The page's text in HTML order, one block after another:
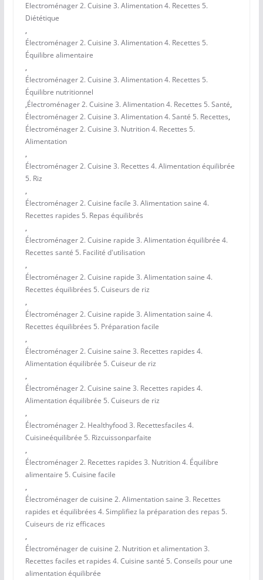
Electroménager 2. Cuisine 3. Alimentation 4. Recettes 5.
Diététique
,
Électroménager 2. Cuisine 3. Alimentation 4. Recettes 5.
Équilibre alimentaire
,
Électroménager 2. Cuisine 3. Alimentation 4. Recettes 5.
Équilibre nutritionnel
,Électroménager 2. Cuisine 3. Alimentation 4. Recettes 5. Santé,
Électroménager 2. Cuisine 3. Alimentation 4. Santé 5. Recettes,
Électroménager 2. Cuisine 3. Nutrition 4. Recettes 5.
Alimentation
,
Électroménager 2. Cuisine 3. Recettes 4. Alimentation équilibrée
5. Riz
,
Électroménager 2. Cuisine facile 3. Alimentation saine 4.
Recettes rapides 5. Repas équilibrés
,
Électroménager 2. Cuisine rapide 3. Alimentation équilibrée 4.
Recettes santé 5. Facilité d'utilisation
,
Électroménager 2. Cuisine rapide 3. Alimentation saine 4.
Recettes équilibrées 5. Cuiseurs de riz
,
Électroménager 2. Cuisine rapide 3. Alimentation saine 4.
Recettes équilibrées 5. Préparation facile
,
Électroménager 2. Cuisine saine 3. Recettes rapides 4.
Alimentation équilibrée 5. Cuiseur de riz
,
Électroménager 2. Cuisine saine 3. Recettes rapides 4.
Alimentation équilibrée 5. Cuiseurs de riz
,
Électroménager 2. Healthyfood 3. Recettesfaciles 4.
Cuisineéquilibrée 5. Rizcuissonparfaite
,
Électroménager 2. Recettes rapides 3. Nutrition 4. Équilibre
alimentaire 5. Cuisine facile
,
Électroménager de cuisine 2. Alimentation saine 3. Recettes
rapides et équilibrées 4. Simplifiez la préparation des repas 5.
Cuiseurs de riz efficaces
,
Électroménager de cuisine 2. Nutrition et alimentation 3.
Recettes faciles et rapides 4. Cuisine santé 5. Conseils pour une
alimentation équilibrée